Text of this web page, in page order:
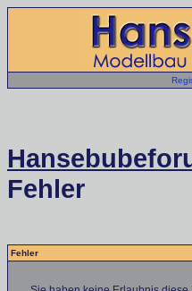
Fehler
Fehler